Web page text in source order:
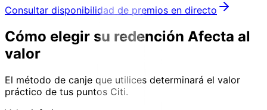
Consultar disponibilidad de premios en directo
Cómo elegir su redención Afecta al
valor
El método de canje que utilices determinará el valor
práctico de tus puntos Citi.